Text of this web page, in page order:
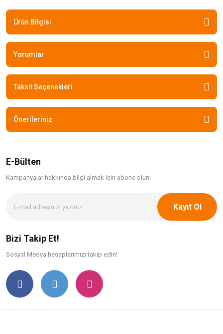
Ürün Bilgisi
Yorumlar
Taksit Seçenekleri
Önerileriniz
E-Bülten
Kampanyalar hakkında bilgi almak için abone olun!
Kayıt Ol
Bizi Takip Et!
Sosyal Medya hesaplarımızı takip edin!